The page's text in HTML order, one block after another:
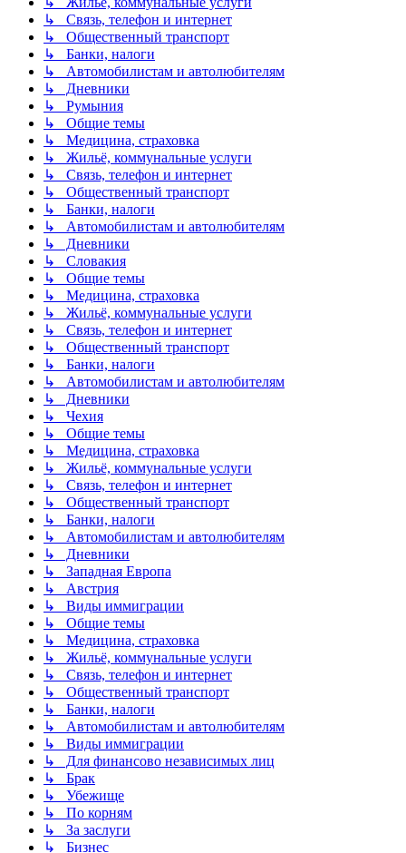
↳ Связь, телефон и интернет
↳ Общественный транспорт
↳ Банки, налоги
↳ Автомобилистам и автолюбителям
↳ Дневники
↳ Румыния
↳ Общие темы
↳ Медицина, страховка
↳ Жильё, коммунальные услуги
↳ Связь, телефон и интернет
↳ Общественный транспорт
↳ Банки, налоги
↳ Автомобилистам и автолюбителям
↳ Дневники
↳ Словакия
↳ Общие темы
↳ Медицина, страховка
↳ Жильё, коммунальные услуги
↳ Связь, телефон и интернет
↳ Общественный транспорт
↳ Банки, налоги
↳ Автомобилистам и автолюбителям
↳ Дневники
↳ Чехия
↳ Общие темы
↳ Медицина, страховка
↳ Жильё, коммунальные услуги
↳ Связь, телефон и интернет
↳ Общественный транспорт
↳ Банки, налоги
↳ Автомобилистам и автолюбителям
↳ Дневники
↳ Западная Европа
↳ Австрия
↳ Виды иммиграции
↳ Общие темы
↳ Медицина, страховка
↳ Жильё, коммунальные услуги
↳ Связь, телефон и интернет
↳ Общественный транспорт
↳ Банки, налоги
↳ Автомобилистам и автолюбителям
↳ Виды иммиграции
↳ Для финансово независимых лиц
↳ Брак
↳ Убежище
↳ По корням
↳ За заслуги
↳ Бизнес